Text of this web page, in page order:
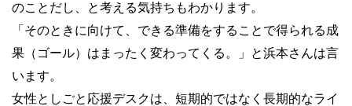
のことだし、と考える気持ちもわかります。
「そのときに向けて、できる準備をすることで得られる成
果（ゴール）はまったく変わってくる。」と浜本さんは言
います。
女性としごと応援デスクは、短期的ではなく長期的なライ